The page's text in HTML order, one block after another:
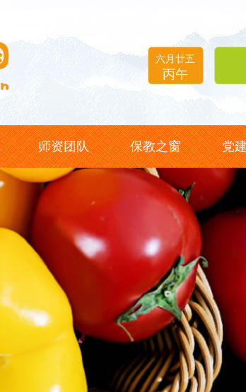
六月廿五
丙午
师资团队 保教之窗 党